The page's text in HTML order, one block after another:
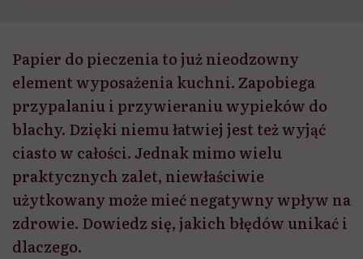
Papier do pieczenia to już nieodzowny
element wyposażenia kuchni. Zapobiega
przypalaniu i przywieraniu wypieków do
blachy. Dzięki niemu łatwiej jest też wyjąć
ciasto w całości. Jednak mimo wielu
praktycznych zalet, niewłaściwie
użytkowany może mieć negatywny wpływ na
zdrowie. Dowiedz się, jakich błędów unikać i
dlaczego.